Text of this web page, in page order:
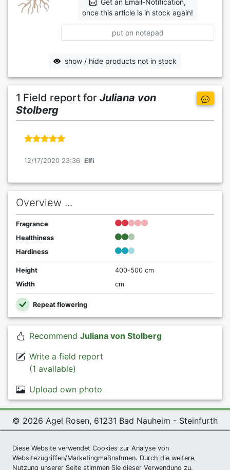
Get an Email-Notification,
once this article is in stock again!
put on notepad
show / hide products not in stock
1 Field report for Juliana von
Stolberg
12/17/2020 23:36 Elfi
Overview ...
Fragrance
Healthiness
Hardiness
Height
400-500 cm
Width
cm
Repeat flowering
Recommend Juliana von Stolberg
Write a field report
(1 available)
Upload own photo
© 2026 Agel Rosen, 61231 Bad Nauheim - Steinfurth
Conditions|Datenschutzerklärung| Imprint
Sitemap
Diese Website verwendet Cookies zur Analyse von
Websitezugriffen/Marketingmaßnahmen. Durch die weitere
Nutzung unserer Seite stimmen Sie dieser Verwendung zu.